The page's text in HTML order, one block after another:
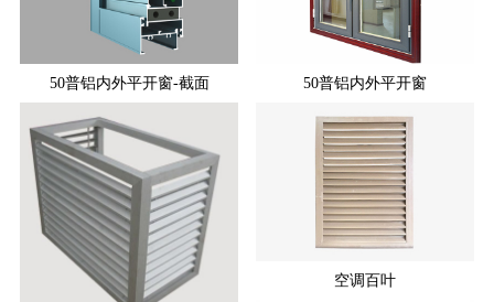
50普铝内外平开窗-截面 50普铝内外平开窗
空调百叶